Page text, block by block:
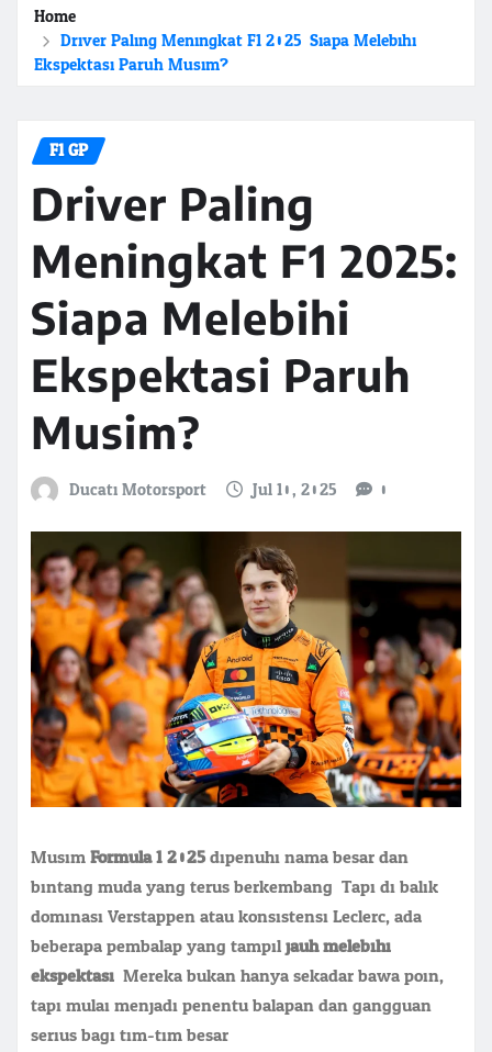
Home
Driver Paling Meningkat F1 2025: Siapa Melebihi
Ekspektasi Paruh Musim?
F1 GP
Driver Paling
Meningkat F1 2025:
Siapa Melebihi
Ekspektasi Paruh
Musim?
Ducati Motorsport Jul 10, 2025 0
MusimFormula 1 2025dipenuhi nama besar dan
bintang muda yang terus berkembang. Tapi di balik
dominasi Verstappen atau konsistensi Leclerc, ada
beberapa pembalap yang tampiljauh melebihi
ekspektasi . Mereka bukan hanya sekadar bawa poin,
tapi mulai menjadi penentu balapan dan gangguan
serius bagi tim-tim besar.